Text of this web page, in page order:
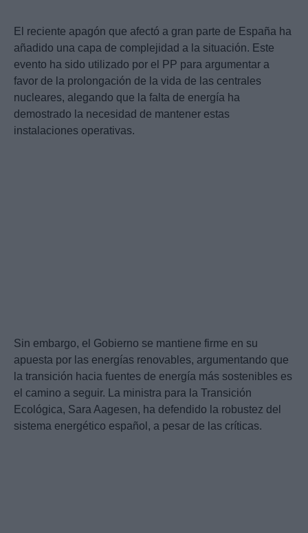
El reciente apagón que afectó a gran parte de España ha
añadido una capa de complejidad a la situación. Este
evento ha sido utilizado por el PP para argumentar a
favor de la prolongación de la vida de las centrales
nucleares, alegando que la falta de energía ha
demostrado la necesidad de mantener estas
instalaciones operativas.
Sin embargo, el Gobierno se mantiene firme en su
apuesta por las energías renovables, argumentando que
la transición hacia fuentes de energía más sostenibles es
el camino a seguir. La ministra para la Transición
Ecológica, Sara Aagesen, ha defendido la robustez del
sistema energético español, a pesar de las críticas.